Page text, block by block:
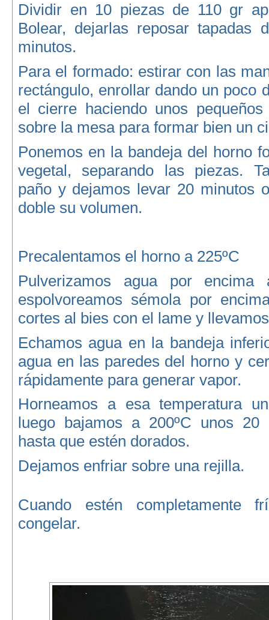
Dividir en 10 piezas de 110 gr
Bolear, dejarlas reposar tapadas
minutos.
Para el formado: estirar con las
rectángulo, enrollar dando un poco
el cierre haciendo unos
sobre la mesa para formar bien un
Ponemos en la bandeja del horno
vegetal, separando las piezas.
paño y dejamos levar 20 minutos
doble su volumen.
Precalentamos el horno a 225ºC
Pulverizamos agua por
espolvoreamos sémola por
cortes al bies con el lame y
Echamos agua en la bandeja
agua en las paredes del horno y
rápidamente para generar vapor.
Horneamos a esa temperatura
luego bajamos a 200ºC unos
hasta que estén dorados.
Dejamos enfriar sobre una rejilla.
Cuando estén completamente
congelar.